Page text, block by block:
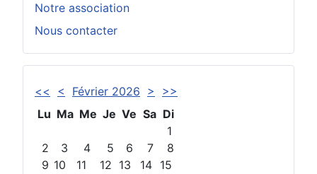
Notre association
Nous contacter
<< < Février 2026 >
>>
Lu Ma Me Je Ve Sa Di
1
2
3 4 5 6 7
8
9 10 11 12 13 14 15